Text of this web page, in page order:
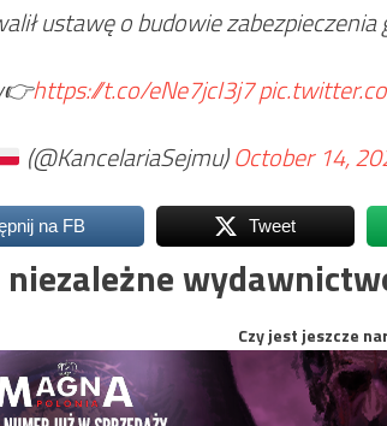
ustawę o budowie
https://t.co/eNe7jcI3j7
(@KancelariaSejmu)October 14,
na FB Tweet
Czy jest jeszcze